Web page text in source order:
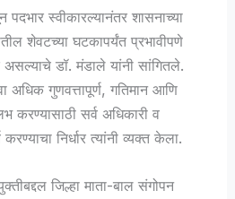
पदभार स्वीकारल्यानंतर शासनाच्या
शेवटच्या घटकापर्यंत प्रभावीपणे
असल्याचे डॉ. मंडाले यांनी सांगितले.
अधिक गुणवत्तापूर्ण, गतिमान आणि
करण्यासाठी सर्व अधिकारी व
करण्याचा निर्धार त्यांनी व्यक्त केला.
जिल्हा माता-बाल संगोपन